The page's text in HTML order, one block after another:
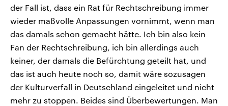
der Fall ist, dass ein Rat für Rechtschreibung immer
wieder maßvolle Anpassungen vornimmt, wenn man
das damals schon gemacht hätte. Ich bin also kein
Fan der Rechtschreibung, ich bin allerdings auch
keiner, der damals die Befürchtung geteilt hat, und
das ist auch heute noch so, damit wäre sozusagen
der Kulturverfall in Deutschland eingeleitet und nicht
mehr zu stoppen. Beides sind Überbewertungen. Man